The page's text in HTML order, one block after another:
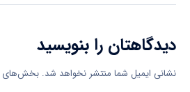
دیدگاهتان را بنویسید
نشانی ایمیل شما منتشر نخواهد شد. بخش‌های